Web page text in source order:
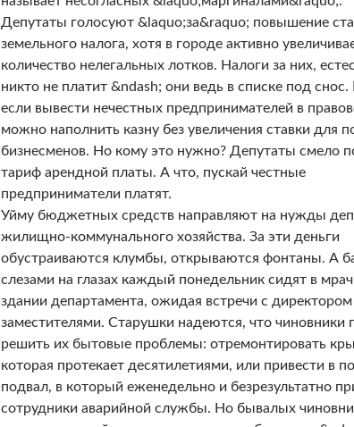
Депутаты голосуют &laquo;за&raquo; повышение
земельного налога, хотя в городе активно
количество нелегальных лотков. Налоги за них,
никто не платит &ndash; они ведь в списке под снос.
если вывести нечестных предпринимателей в
можно наполнить казну без увеличения ставки для
бизнесменов. Но кому это нужно? Депутаты смело
тариф арендной платы. А что, пускай честные
предприниматели платят.
Уйму бюджетных средств направляют на нужды
жилищно-коммунального хозяйства. За эти деньги
обустраиваются клумбы, открываются фонтаны. А
слезами на глазах каждый понедельник сидят в
здании департамента, ожидая встречи с директором
заместителями. Старушки надеются, что чиновники
решить их бытовые проблемы: отремонтировать
которая протекает десятилетиями, или привести в
подвал, в который еженедельно и безрезультатно
сотрудники аварийной службы. Но бывалых